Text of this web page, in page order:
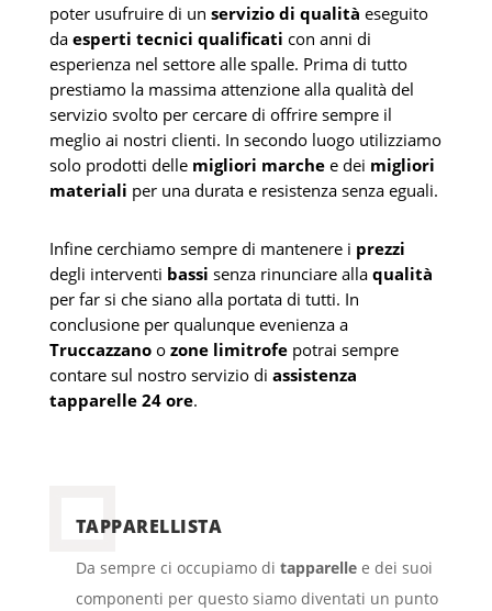
poter usufruire di un servizio di qualità eseguito
da esperti tecnici qualificati con anni di
esperienza nel settore alle spalle. Prima di tutto
prestiamo la massima attenzione alla qualità del
servizio svolto per cercare di offrire sempre il
meglio ai nostri clienti. In secondo luogo utilizziamo
solo prodotti delle migliori marchee dei migliori
materiali per una durata e resistenza senza eguali.
Infine cerchiamo sempre di mantenere i prezzi
degli interventi bassi senza rinunciare alla qualità
per far si che siano alla portata di tutti. In
conclusione per qualunque evenienza a
Truccazzanoo zone limitrofepotrai sempre
contare sul nostro servizio di assistenza
tapparelle 24 ore.
TAPPARELLISTA
Da sempre ci occupiamo di tapparellee dei suoi
componenti per questo siamo diventati un punto